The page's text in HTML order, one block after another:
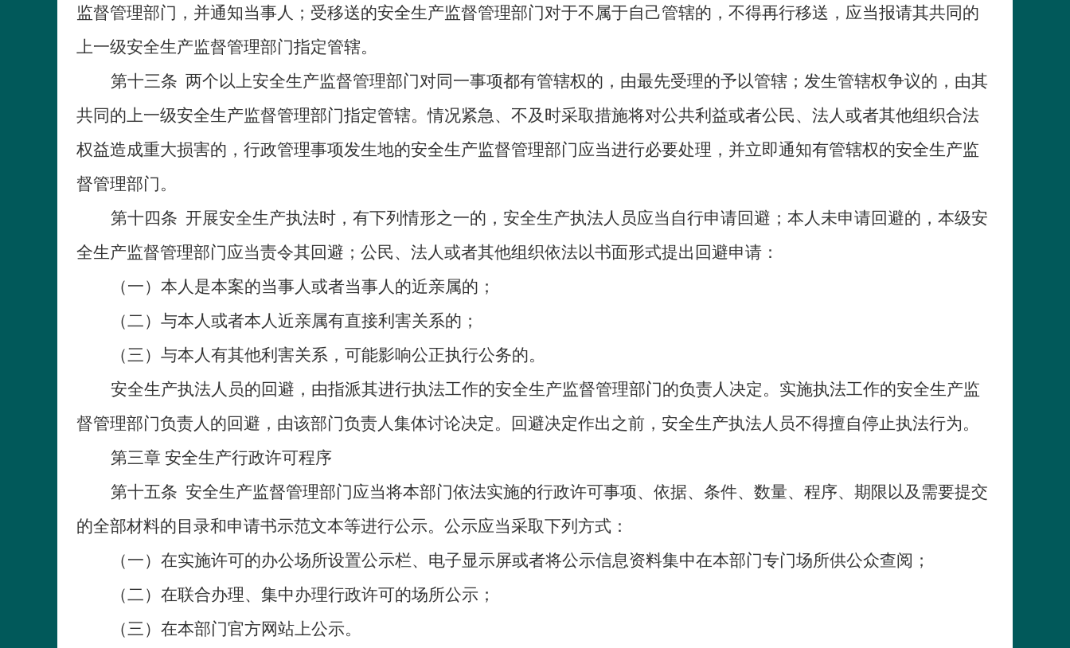
监督管理部门，并通知当事人；受移送的安全生产监督管理部门对于不属于自己管辖的，不得再行移送，应当报请其共同的
上一级安全生产监督管理部门指定管辖。
第十三条 两个以上安全生产监督管理部门对同一事项都有管辖权的，由最先受理的予以管辖；发生管辖权争议的，由其
共同的上一级安全生产监督管理部门指定管辖。情况紧急、不及时采取措施将对公共利益或者公民、法人或者其他组织合法
权益造成重大损害的，行政管理事项发生地的安全生产监督管理部门应当进行必要处理，并立即通知有管辖权的安全生产监
督管理部门。
第十四条 开展安全生产执法时，有下列情形之一的，安全生产执法人员应当自行申请回避；本人未申请回避的，本级安
全生产监督管理部门应当责令其回避；公民、法人或者其他组织依法以书面形式提出回避申请：
（一）本人是本案的当事人或者当事人的近亲属的；
（二）与本人或者本人近亲属有直接利害关系的；
（三）与本人有其他利害关系，可能影响公正执行公务的。
安全生产执法人员的回避，由指派其进行执法工作的安全生产监督管理部门的负责人决定。实施执法工作的安全生产监
督管理部门负责人的回避，由该部门负责人集体讨论决定。回避决定作出之前，安全生产执法人员不得擅自停止执法行为。
第三章 安全生产行政许可程序
第十五条 安全生产监督管理部门应当将本部门依法实施的行政许可事项、依据、条件、数量、程序、期限以及需要提交
的全部材料的目录和申请书示范文本等进行公示。公示应当采取下列方式：
（一）在实施许可的办公场所设置公示栏、电子显示屏或者将公示信息资料集中在本部门专门场所供公众查阅；
（二）在联合办理、集中办理行政许可的场所公示；
（三）在本部门官方网站上公示。